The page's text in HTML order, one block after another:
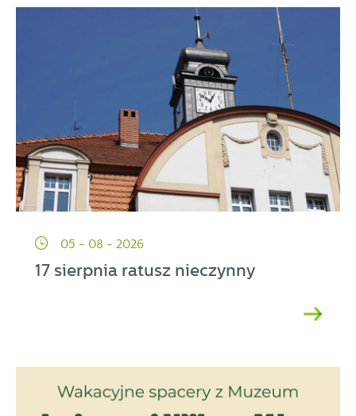
05 - 08 - 2026
17 sierpnia ratusz nieczynny